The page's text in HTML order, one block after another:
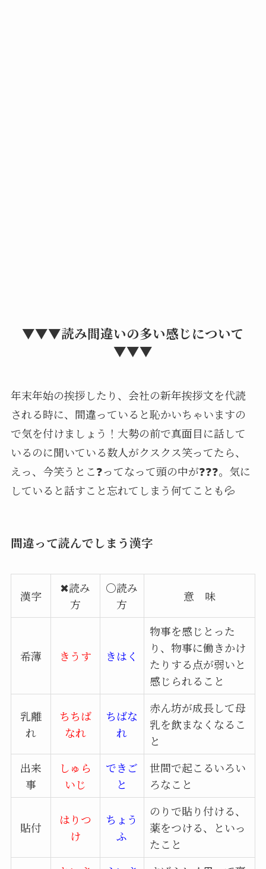
▼▼▼読み間違いの多い感じについて
▼▼▼
年末年始の挨拶したり、会社の新年挨拶文を代読
される時に、間違っていると恥かいちゃいますの
で気を付けましょう！大勢の前で真面目に話して
いるのに聞いている数人がクスクス笑ってたら、
えっ、今笑うとこ❓ってなって頭の中が❓❓❓。気に
していると話すこと忘れてしまう何てことも💦
間違って読んでしまう漢字
漢字
✖読み
方
〇読み
方
意 味
希薄 きうす きはく
物事を感じとった
り、物事に働きかけ
たりする点が弱いと
感じられること
乳離
れ
ちちば
なれ
ちばな
れ
赤ん坊が成長して母
乳を飲まなくなるこ
と
出来
事
しゅら
いじ
できご
と
世間で起こるいろい
ろなこと
貼付
はりつ
け
ちょう
ふ
のりで貼り付ける、
薬をつける、といっ
たこと